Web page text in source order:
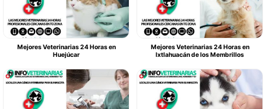
Mejores Veterinarias 24 Horas en
Huejúcar
Mejores Veterinarias 24 Horas en
Ixtlahuacán de los Membrillos